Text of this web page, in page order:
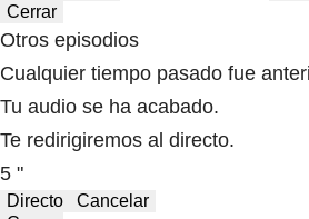
Cerrar
Otros episodios
Cualquier tiempo pasado fue
Tu audio se ha acabado.
Te redirigiremos al directo.
5 "
Directo
Cancelar